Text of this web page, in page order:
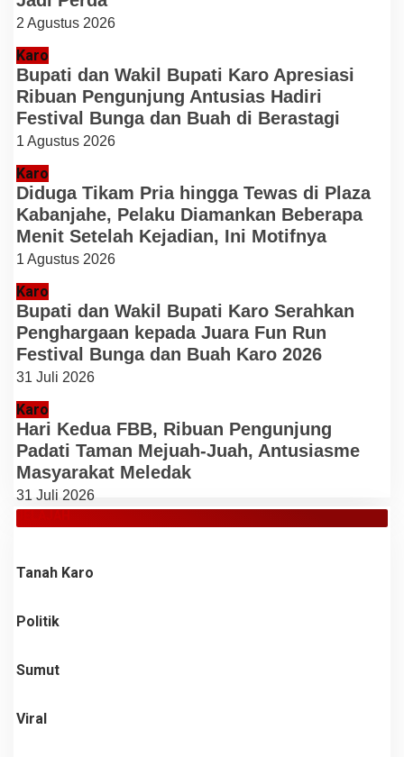
2 Agustus 2026
Karo
Bupati dan Wakil Bupati Karo Apresiasi
Ribuan Pengunjung Antusias Hadiri
Festival Bunga dan Buah di Berastagi
1 Agustus 2026
Karo
Diduga Tikam Pria hingga Tewas di Plaza
Kabanjahe, Pelaku Diamankan Beberapa
Menit Setelah Kejadian, Ini Motifnya
1 Agustus 2026
Karo
Bupati dan Wakil Bupati Karo Serahkan
Penghargaan kepada Juara Fun Run
Festival Bunga dan Buah Karo 2026
31 Juli 2026
Karo
Hari Kedua FBB, Ribuan Pengunjung
Padati Taman Mejuah-Juah, Antusiasme
Masyarakat Meledak
31 Juli 2026
JELAJAH
Tanah Karo
Politik
Sumut
Viral